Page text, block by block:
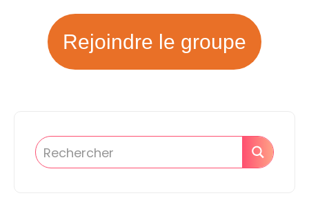
Rejoindre le groupe